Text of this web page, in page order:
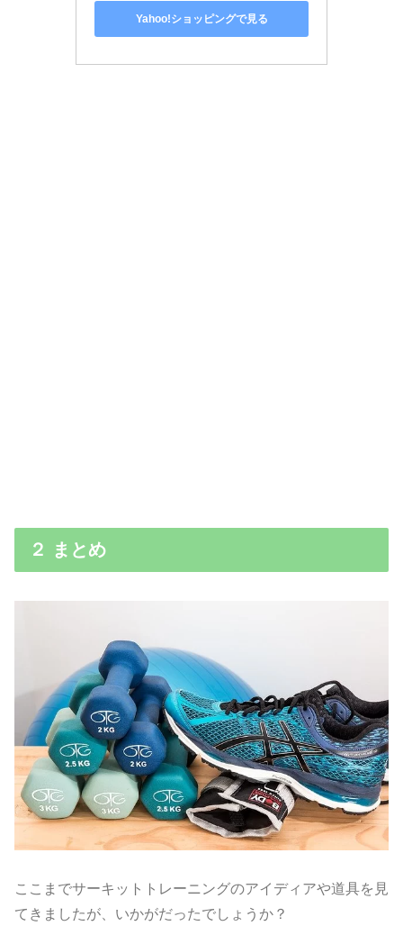
Yahoo!ショッピングで見る
２ まとめ
ここまでサーキットトレーニングのアイディアや道具を見
てきましたが、いかがだったでしょうか？